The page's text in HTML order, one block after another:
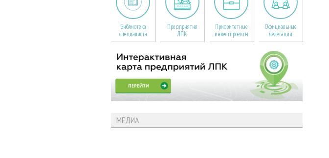
Библиотека
специалиста
Предприятия
ЛПК
Приоритетные
инвестпроекты
Официальные
делегации
МЕДИА